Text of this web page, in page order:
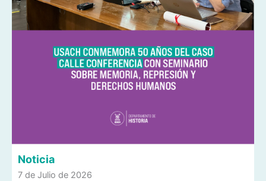
Noticia
7 de Julio de 2026